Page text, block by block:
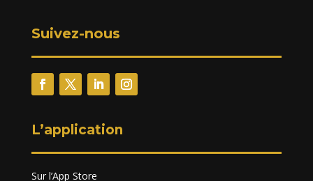
Suivez-nous
L’application
Sur l’App Store